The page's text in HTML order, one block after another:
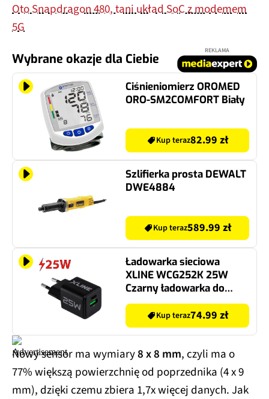
Oto Snapdragon 480, tani układ SoC z modemem
5G
Wybrane okazje dla Ciebie
REKLAMA
Ciśnieniomierz OROMED
ORO-SM2COMFORT Biały
Kup teraz82.99 zł
Szlifierka prosta DEWALT
DWE4884
Kup teraz589.99 zł
Ładowarka sieciowa
XLINE WCG252K 25W
Czarny ładowarka do
telefonu USB, USB-C
Kup teraz74.99 zł
Nowy sensor ma wymiary8 x 8 mm, czyli ma o
77% większą powierzchnię od poprzednika (4 x 9
mm), dzięki czemu zbiera 1,7x więcej danych. Jak